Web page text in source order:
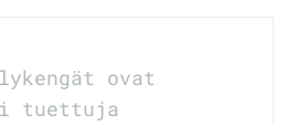
ovat
tuettuja